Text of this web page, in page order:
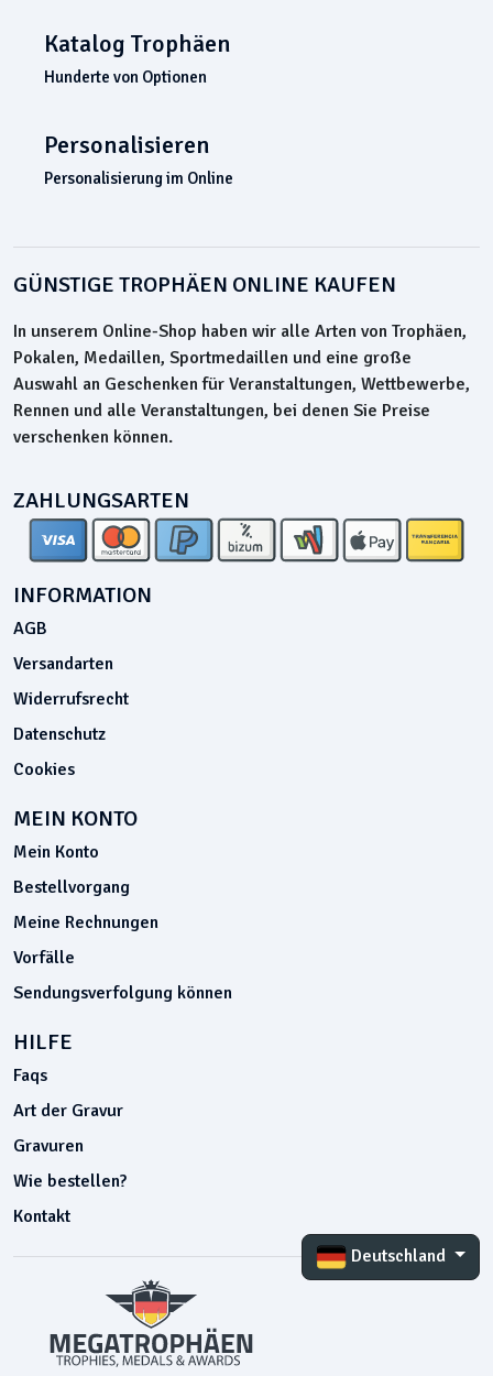
Katalog Trophäen
Hunderte von Optionen
Personalisieren
Personalisierung im Online
GÜNSTIGE TROPHÄEN ONLINE KAUFEN
In unserem Online-Shop haben wir alle Arten von Trophäen,
Pokalen, Medaillen, Sportmedaillen und eine große
Auswahl an Geschenken für Veranstaltungen, Wettbewerbe,
Rennen und alle Veranstaltungen, bei denen Sie Preise
verschenken können.
ZAHLUNGSARTEN
INFORMATION
AGB
Versandarten
Widerrufsrecht
Datenschutz
Cookies
MEIN KONTO
Mein Konto
Bestellvorgang
Meine Rechnungen
Vorfälle
Sendungsverfolgung können
HILFE
Faqs
Art der Gravur
Gravuren
Wie bestellen?
Kontakt
Deutschland